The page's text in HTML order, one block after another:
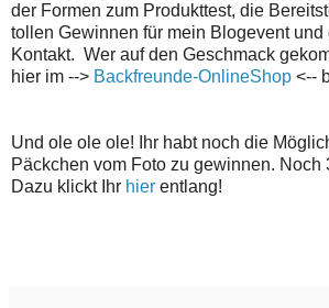
der Formen zum Produkttest, die
tollen Gewinnen für mein Blogevent
Kontakt. Wer auf den Geschmack
hier im --> Backfreunde-OnlineShop <--
Und ole ole ole! Ihr habt noch die
Päckchen vom Foto zu gewinnen. Noch
Dazu klickt Ihr hier entlang!